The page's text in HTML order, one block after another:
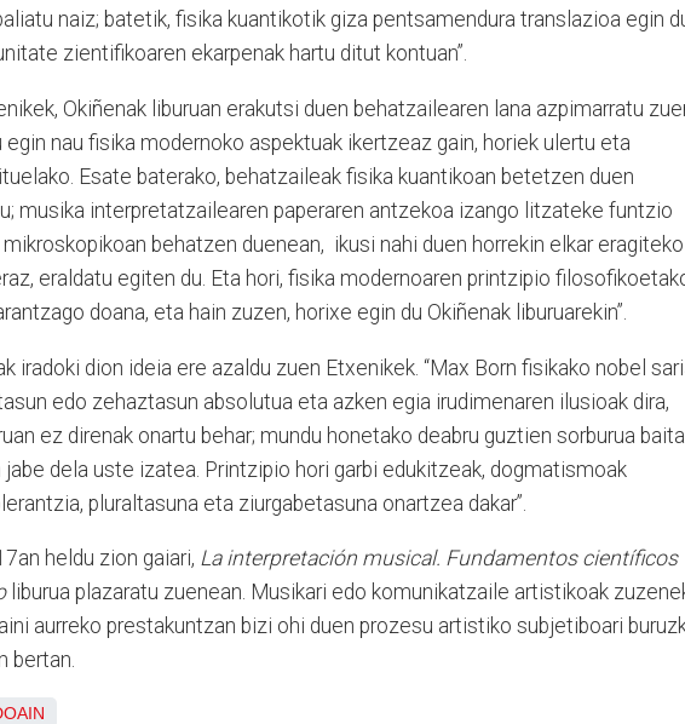
naiz; batetik, fisika kuantikotik giza pentsamendura translazioa egin
zientifikoaren ekarpenak hartu ditut kontuan”.
Okiñenak liburuan erakutsi duen behatzailearen lana azpimarratu
egin nau fisika modernoko aspektuak ikertzeaz gain, horiek ulertu eta
Esate baterako, behatzaileak fisika kuantikoan betetzen duen
musika interpretatzailearen paperaren antzekoa izango litzateke funtzio
behatzen duenean, ikusi nahi duen horrekin elkar eragiteko
eraldatu egiten du. Eta hori, fisika modernoaren printzipio
doana, eta hain zuzen, horixe egin du Okiñenak liburuarekin”.
iradoki dion ideia ere azaldu zuen Etxenikek. “Max Born fisikako nobel
edo zehaztasun absolutua eta azken egia irudimenaren ilusioak dira,
ez direnak onartu behar; mundu honetako deabru guztien sorburua baita
dela uste izatea. Printzipio hori garbi edukitzeak, dogmatismoak
pluraltasuna eta ziurgabetasuna onartzea dakar”.
heldu zion gaiari, La interpretación musical. Fundamentos científicos
liburua plazaratu zuenean. Musikari edo komunikatzaile artistikoak
aurreko prestakuntzan bizi ohi duen prozesu artistiko subjetiboari
bertan.